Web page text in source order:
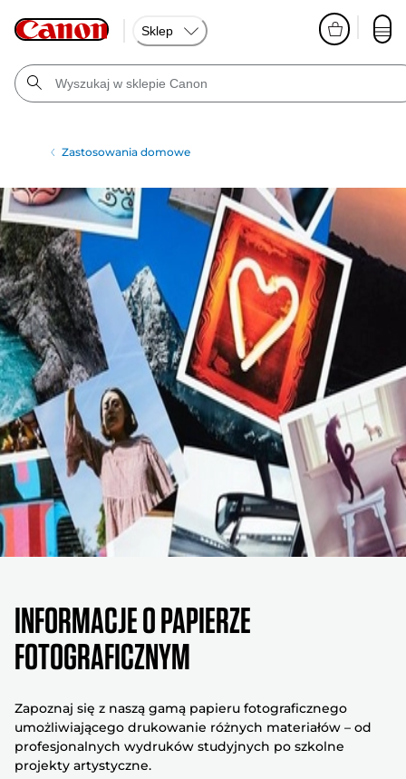
Sklep
Zastosowania domowe
INFORMACJE O PAPIERZE
FOTOGRAFICZNYM
Zapoznaj się z naszą gamą papieru fotograficznego
umożliwiającego drukowanie różnych materiałów – od
profesjonalnych wydruków studyjnych po szkolne
projekty artystyczne.